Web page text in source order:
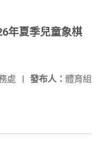
年夏季兒童象棋
發布人： 體育組
處 |